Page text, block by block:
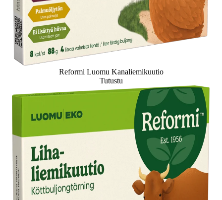
Reformi Luomu Kanaliemikuutio
Tutustu